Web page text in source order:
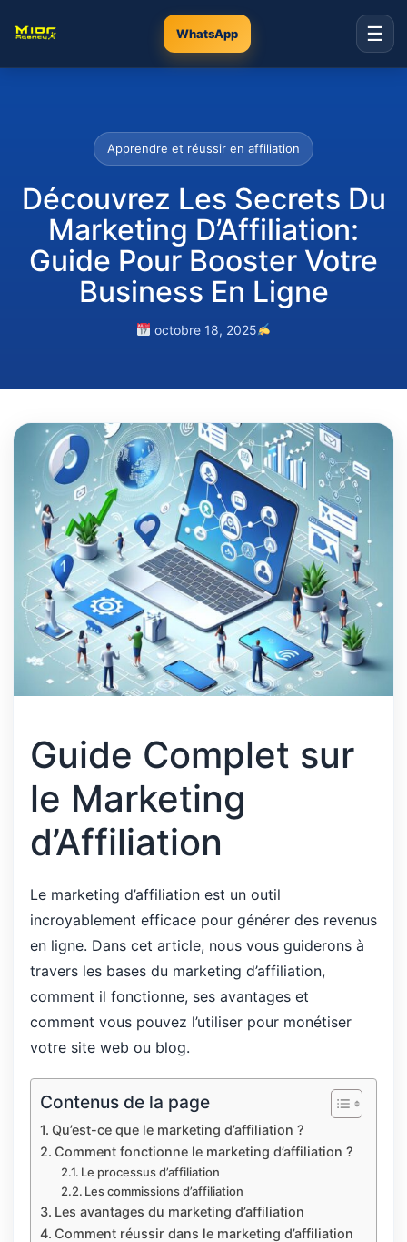
WhatsApp ☰
Apprendre et réussir en affiliation
Découvrez Les Secrets Du
Marketing D’Affiliation:
Guide Pour Booster Votre
Business En Ligne
octobre 18, 2025
Guide Complet sur
le Marketing
d’Affiliation
Le marketing d’affiliation est un outil
incroyablement efficace pour générer des revenus
en ligne. Dans cet article, nous vous guiderons à
travers les bases du marketing d’affiliation,
comment il fonctionne, ses avantages et
comment vous pouvez l’utiliser pour monétiser
votre site web ou blog.
Contenus de la page
Qu’est-ce que le marketing d’affiliation ?
Comment fonctionne le marketing d’affiliation ?
Le processus d’affiliation
Les commissions d’affiliation
Les avantages du marketing d’affiliation
Comment réussir dans le marketing d’affiliation